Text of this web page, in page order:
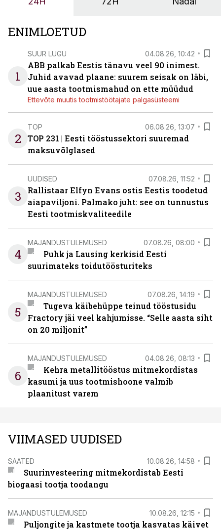
ENIMLOETUD
1
SUUR LUGU 04.08.26, 10:42
ABB palkab Eestis tänavu veel 90 inimest.
Juhid avavad plaane: suurem seisak on läbi,
uue aasta tootmismahud on ette müüdud
Ettevõte muutis tootmistöötajate palgasüsteemi
2
TOP 06.08.26, 13:07
TOP 231 | Eesti tööstussektori suuremad
maksuvõlglased
3
UUDISED 07.08.26, 11:52
Rallistaar Elfyn Evans ostis Eestis toodetud
aiapaviljoni. Palmako juht: see on tunnustus
Eesti tootmiskvaliteedile
4
MAJANDUSTULEMUSED 07.08.26, 08:00
Puhk ja Lausing kerkisid Eesti
suurimateks toidutöösturiteks
5
MAJANDUSTULEMUSED 07.08.26, 14:19
Tugeva käibehüppe teinud tööstusidu
Fractory jäi veel kahjumisse. “Selle aasta siht
on 20 miljonit”
6
MAJANDUSTULEMUSED 04.08.26, 08:13
Kehra metallitööstus mitmekordistas
kasumi ja uus tootmishoone valmib
plaanitust varem
VIIMASED UUDISED
SAATED 10.08.26, 14:58
Suurinvesteering mitmekordistab Eesti
biogaasi tootja toodangu
MAJANDUSTULEMUSED 10.08.26, 12:15
Puljongite ja kastmete tootja kasvatas käivet